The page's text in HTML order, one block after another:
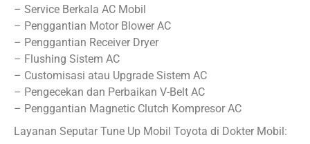
– Service Berkala AC Mobil
– Penggantian Motor Blower AC
– Penggantian Receiver Dryer
– Flushing Sistem AC
– Customisasi atau Upgrade Sistem AC
– Pengecekan dan Perbaikan V-Belt AC
– Penggantian Magnetic Clutch Kompresor AC
Layanan Seputar Tune Up Mobil Toyota di Dokter Mobil: